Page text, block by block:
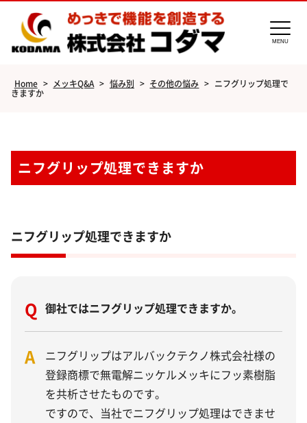
MENU
Home > メッキQ&A > 悩み別 > その他の悩み > ニフグリップ処理で
きますか
ニフグリップ処理できますか
ニフグリップ処理できますか
Q 御社ではニフグリップ処理できますか。
A
ニフグリップはアルバックテクノ株式会社様の
登録商標で無電解ニッケルメッキにフッ素樹脂
を共析させたものです。
ですので、当社でニフグリップ処理はできませ